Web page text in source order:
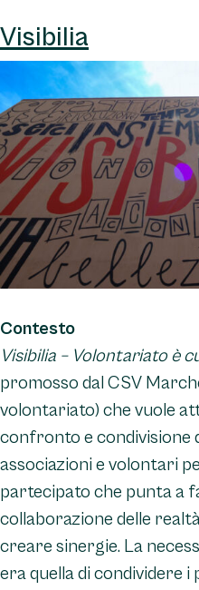
Visibilia
Contesto
Visibilia – Volontariato è
promosso dal CSV
volontariato) che vuole
confronto e condivisione
associazioni e volontari
partecipato che punta a
collaborazione delle
creare sinergie. La
era quella di condividere